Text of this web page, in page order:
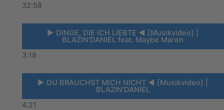
32:58
► DINGE, DIE ICH LIEBTE ◄ [Musikvideo] |
BLAZIN'DANIEL feat. Maybe Maren
3:18
► DU BRAUCHST MICH NICHT ◄ [Musikvideo] |
BLAZIN'DANIEL
4:21